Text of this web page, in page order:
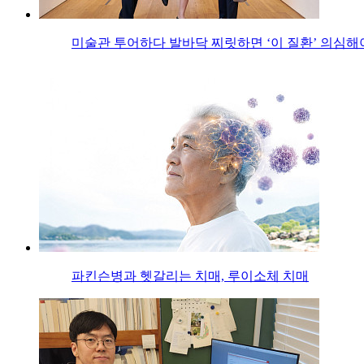
미술관 투어하다 발바닥 찌릿하면 ‘이 질환’ 의심해
파킨슨병과 헷갈리는 치매, 루이소체 치매